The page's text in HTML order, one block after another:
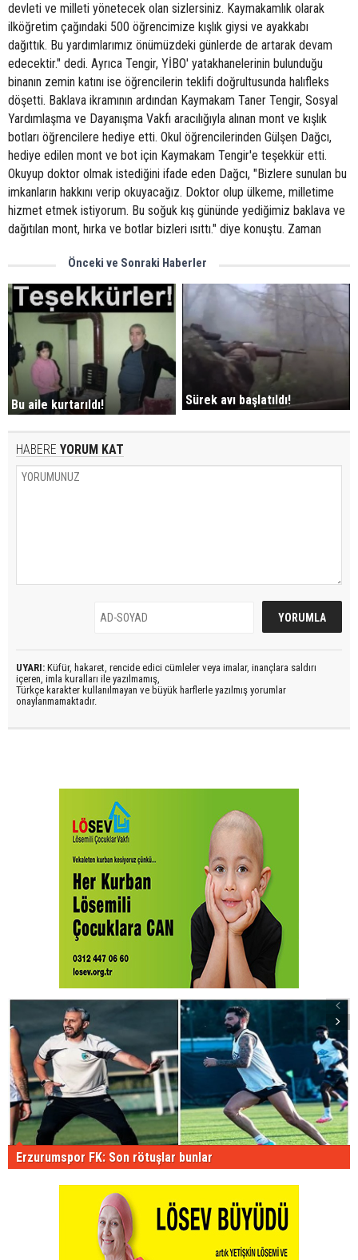
devleti ve milleti yönetecek olan sizlersiniz. Kaymakamlık olarak
ilköğretim çağındaki 500 öğrencimize kışlık giysi ve ayakkabı
dağıttık. Bu yardımlarımız önümüzdeki günlerde de artarak devam
edecektir." dedi. Ayrıca Tengir, YİBO' yatakhanelerinin bulunduğu
binanın zemin katını ise öğrencilerin teklifi doğrultusunda halıfleks
döşetti. Baklava ikramının ardından Kaymakam Taner Tengir, Sosyal
Yardımlaşma ve Dayanışma Vakfı aracılığıyla alınan mont ve kışlık
botları öğrencilere hediye etti. Okul öğrencilerinden Gülşen Dağcı,
hediye edilen mont ve bot için Kaymakam Tengir'e teşekkür etti.
Okuyup doktor olmak istediğini ifade eden Dağcı, "Bizlere sunulan bu
imkanların hakkını verip okuyacağız. Doktor olup ülkeme, milletime
hizmet etmek istiyorum. Bu soğuk kış gününde yediğimiz baklava ve
dağıtılan mont, hırka ve botlar bizleri ısıttı." diye konuştu. Zaman
Önceki ve Sonraki Haberler
Bu aile kurtarıldı! Sürek avı başlatıldı!
HABERE YORUM KAT
UYARI: Küfür, hakaret, rencide edici cümleler veya imalar, inançlara saldırı
içeren, imla kuralları ile yazılmamış,
Türkçe karakter kullanılmayan ve büyük harflerle yazılmış yorumlar
onaylanmamaktadır.
Erzurumspor FK: Son rötuşlar bunlar